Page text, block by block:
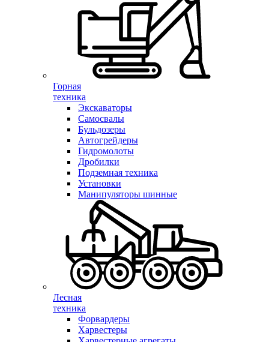
Горная
техника
Экскаваторы
Самосвалы
Бульдозеры
Автогрейдеры
Гидромолоты
Дробилки
Подземная техника
Установки
Манипуляторы шинные
Лесная
техника
Форвардеры
Харвестеры